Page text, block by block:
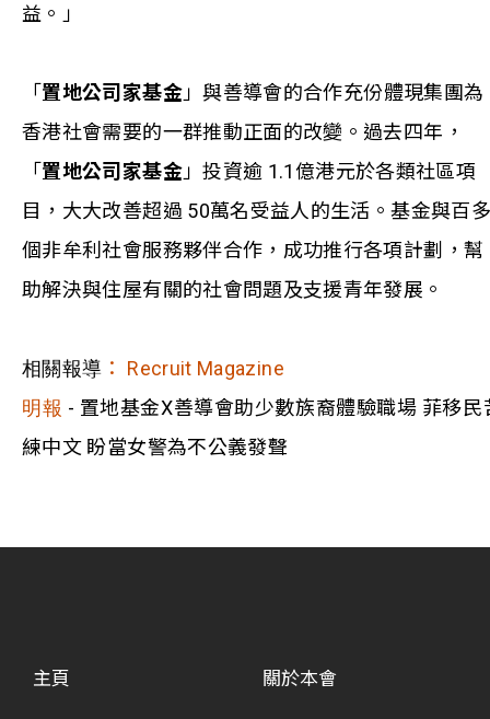
益。」
「置地公司家基金」與善導會的合作充份體現集團為
香港社會需要的一群推動正面的改變。過去四年，
「置地公司家基金」投資逾 1.1億港元於各類社區項
目，大大改善超過 50萬名受益人的生活。基金與百多
個非牟利社會服務夥伴合作，成功推行各項計劃，幫
助解決與住屋有關的社會問題及支援青年發展。
相關報導 ： Recruit Magazine
明報 - 置地基金X善導會助少數族裔體驗職場 菲移民
練中文 盼當女警為不公義發聲
主頁 關於本會